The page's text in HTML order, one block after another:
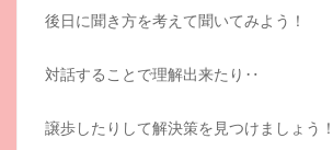
後日に聞き方を考えて聞いてみよう！
対話することで理解出来たり‥
譲歩したりして解決策を見つけましょう！